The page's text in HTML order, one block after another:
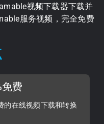
视频下载器下载并
服务视频，完全免费
免费
的在线视频下载和转换